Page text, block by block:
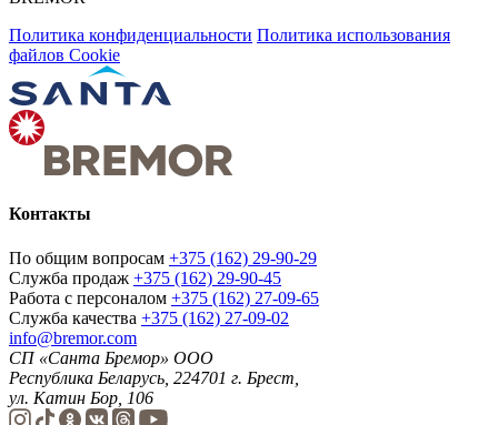
Политика конфиденциальности Политика использования
файлов Cookie
Контакты
По общим вопросам +375 (162) 29-90-29
Служба продаж +375 (162) 29-90-45
Работа с персоналом +375 (162) 27-09-65
Служба качества +375 (162) 27-09-02
info@bremor.com
СП «Санта Бремор» ООО
Республика Беларусь, 224701 г. Брест,
ул. Катин Бор, 106